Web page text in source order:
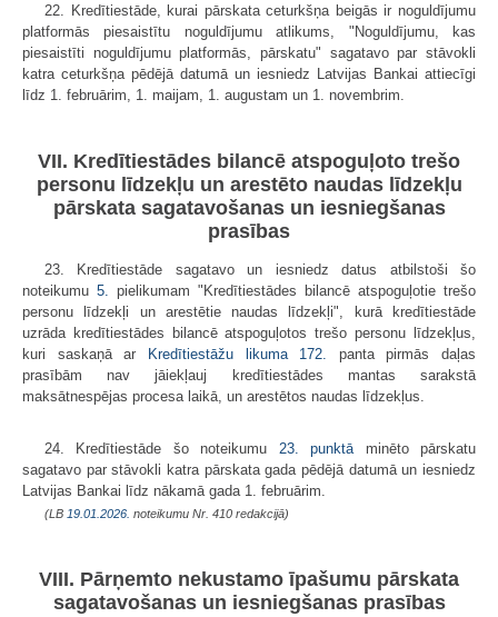
22. Kredītiestāde, kurai pārskata ceturkšņa beigās ir noguldījumu
platformās piesaistītu noguldījumu atlikums, "Noguldījumu, kas
piesaistīti noguldījumu platformās, pārskatu" sagatavo par stāvokli
katra ceturkšņa pēdējā datumā un iesniedz Latvijas Bankai attiecīgi
līdz 1. februārim, 1. maijam, 1. augustam un 1. novembrim.
VII. Kredītiestādes bilancē atspoguļoto trešo
personu līdzekļu un arestēto naudas līdzekļu
pārskata sagatavošanas un iesniegšanas
prasības
23. Kredītiestāde sagatavo un iesniedz datus atbilstoši šo
noteikumu 5. pielikumam "Kredītiestādes bilancē atspoguļotie trešo
personu līdzekļi un arestētie naudas līdzekļi", kurā kredītiestāde
uzrāda kredītiestādes bilancē atspoguļotos trešo personu līdzekļus,
kuri saskaņā ar
Kredītiestāžu likuma 172. panta pirmās daļas
prasībām nav jāiekļauj kredītiestādes mantas sarakstā
maksātnespējas procesa laikā, un arestētos naudas līdzekļus.
24. Kredītiestāde šo noteikumu 23. punktāminēto pārskatu
sagatavo par stāvokli katra pārskata gada pēdējā datumā un iesniedz
Latvijas Bankai līdz nākamā gada 1. februārim.
(LB 19.01.2026. noteikumu Nr. 410 redakcijā)
VIII. Pārņemto nekustamo īpašumu pārskata
sagatavošanas un iesniegšanas prasības